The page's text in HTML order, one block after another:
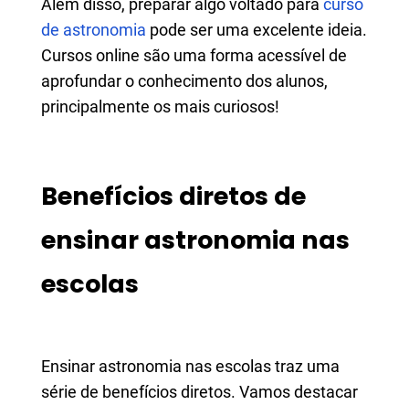
de astronomia pode ser uma excelente ideia.
Cursos online são uma forma acessível de
aprofundar o conhecimento dos alunos,
principalmente os mais curiosos!
Benefícios diretos de
ensinar astronomia nas
escolas
Ensinar astronomia nas escolas traz uma
série de benefícios diretos. Vamos destacar